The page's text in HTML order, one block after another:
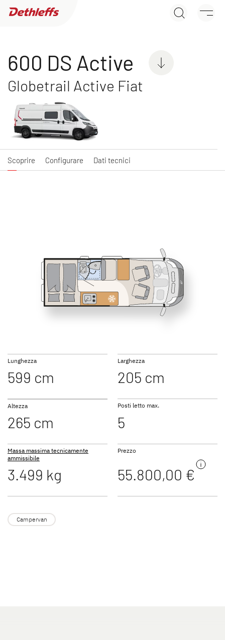
Camper
Camper Van
NUOVO
GLOBETRAIL
GLOBETRAIL
PERFORMANCE
Ai campervan
Accessori originali Dethleffs
Service
600 DS Active
Globetrail Active Fiat
Scoprire Configurare Dati tecnici
600 DS Active
600 DS Active
640 ES Active
Lunghezza
599 cm
Larghezza
205 cm
Altezza
265 cm
Posti letto max.
5
Massa massima tecnicamente
ammissibile
3.499 kg
Prezzo
55.800,00 €
Campervan
Ricerca concessionari